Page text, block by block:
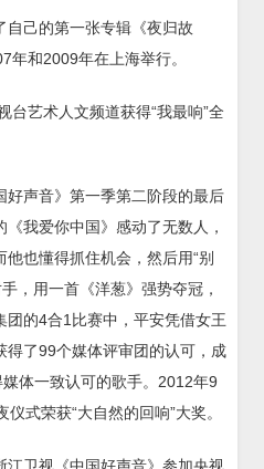
己的第一张专辑《夜归故
年和2009年在上海举行。
台艺术人文频道获得“我最响”全
好声音》第一季第二阶段的最后
我爱你中国》感动了无数人，
也懂得抓住机会，然后用“别
，用一首《洋葱》强势夺冠，
团的4合1比赛中，平安凭借女王
得了99个媒体评审团的认可，成
体一致认可的歌手。2012年9
式荣获“大自然的回响”大奖。